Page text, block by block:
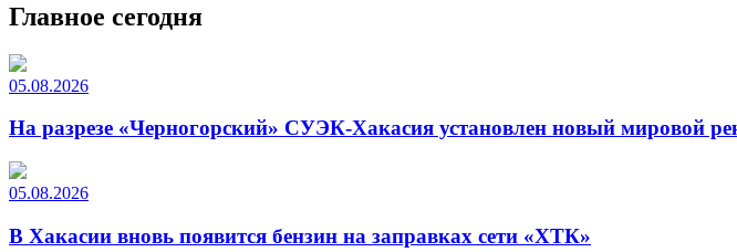
Главное сегодня
05.08.2026
На разрезе «Черногорский» СУЭК-Хакасия установлен новый мировой
05.08.2026
В Хакасии вновь появится бензин на заправках сети «ХТК»